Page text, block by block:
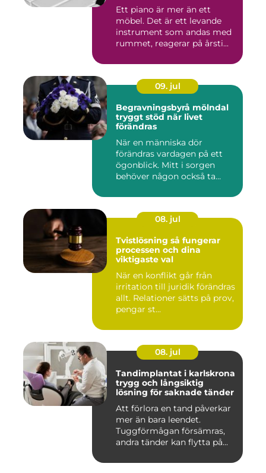
Ett piano är mer än ett
möbel. Det är ett levande
instrument som andas med
rummet, reagerar på årsti...
09. jul
Begravningsbyrå mölndal
tryggt stöd när livet
förändras
När en människa dör
förändras vardagen på ett
ögonblick. Mitt i sorgen
behöver någon också ta
08. jul
Tvistlösning så fungerar
processen och dina
viktigaste val
När en konflikt går från
irritation till juridik förändras
allt. Relationer sätts på prov,
pengar st...
08. jul
Tandimplantat i karlskrona
trygg och långsiktig
lösning för saknade tänder
Att förlora en tand påverkar
mer än bara leendet.
Tuggförmågan försämras,
andra tänder kan flytta på...